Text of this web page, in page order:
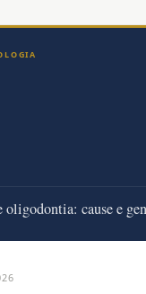
oligodontia: cause e